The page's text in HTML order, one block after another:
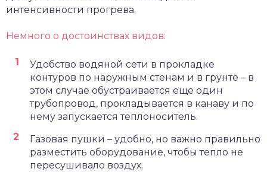
интенсивности прогрева.
Немного о достоинствах видов:
Удобство водяной сети в прокладке
контуров по наружным стенам и в грунте – в
этом случае обустраивается еще один
трубопровод, прокладывается в канаву и по
нему запускается теплоноситель.
Газовая пушки – удобно, но важно правильно
разместить оборудование, чтобы тепло не
пересушивало воздух.